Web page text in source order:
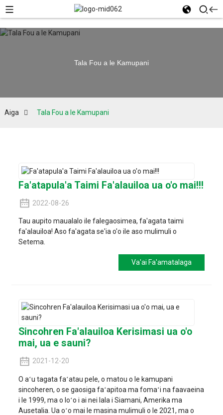
Tala Fou a le Kamupani
Aiga Tala Fou a le Kamupani
Fa'atapula'a Taimi Fa'alauiloa ua o'o mai!!!
2022-08-26
Tau aupito maualalo ile falegaosimea, fa'agata taimi
fa'alauiloa! Aso fa'agata se'ia o'o ile aso mulimuli o
Setema.
Va'ai Fa'amatalaga
Sincohren Fa'alauiloa Kerisimasi ua o'o
mai, ua e sauni?
2021-12-20
O aʻu tagata faʻatau pele, o matou o le kamupani
sincoheren, o se gaosiga faʻapitoa ma fomaʻi na faavaeina
i le 1999, ma o loʻo i ai nei lala i Siamani, Amerika ma
Ausetalia. Ua oʻo mai le masina mulimuli o le 2021, ma o